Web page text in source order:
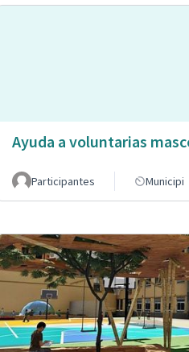
Ayuda a voluntarias
Participantes Municipi